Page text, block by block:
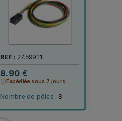
REF : 27.599.11
8.90 €
scheduleExpédiée sous 7 jours
Nombre de pôles : 8